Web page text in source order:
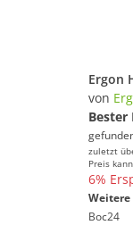
von
Bester
zuletzt
Preis
6%
Weitere
Boc24